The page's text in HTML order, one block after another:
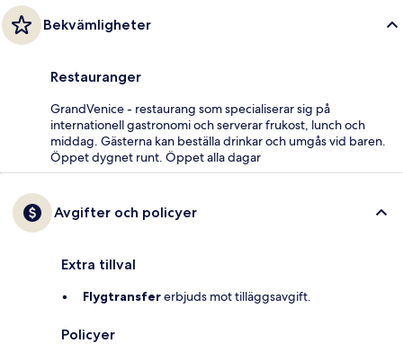
Bekvämligheter
Restauranger
GrandVenice - restaurang som specialiserar sig på
internationell gastronomi och serverar frukost, lunch och
middag. Gästerna kan beställa drinkar och umgås vid baren.
Öppet dygnet runt. Öppet alla dagar
Avgifter och policyer
Extra tillval
Flygtransfererbjuds mot tilläggsavgift.
Policyer